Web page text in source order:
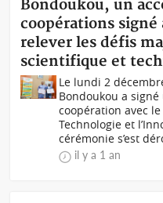
Bondoukou, un
coopérations signé
relever les défis
scientifique et
Le lundi 2
Bondoukou a
coopération avec
Technologie et
cérémonie s’est
il y a 1 an